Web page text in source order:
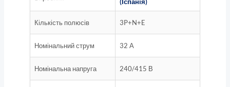
Кількість полюсів 3P+N+E
Номінальний струм 32 А
Номінальна напруга 240/415 В